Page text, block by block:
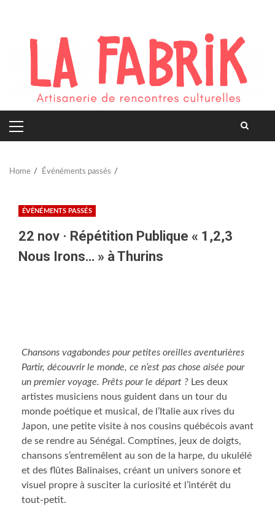
PRIMARY
MENU
Home Événéments passés
ÉVÉNÉMENTS PASSÉS
22 nov · Répétition Publique « 1,2,3
Nous Irons… » à Thurins
Chansons vagabondes pour petites oreilles aventurières
Partir, découvrir le monde, ce n’est pas chose aisée pour
un premier voyage. Prêts pour le départ ? Les deux
artistes musiciens nous guident dans un tour du
monde poétique et musical, de l’Italie aux rives du
Japon, une petite visite à nos cousins québécois avant
de se rendre au Sénégal. Comptines, jeux de doigts,
chansons s’entremêlent au son de la harpe, du ukulélé
et des flûtes Balinaises, créant un univers sonore et
visuel propre à susciter la curiosité et l’intérêt du
tout-petit.